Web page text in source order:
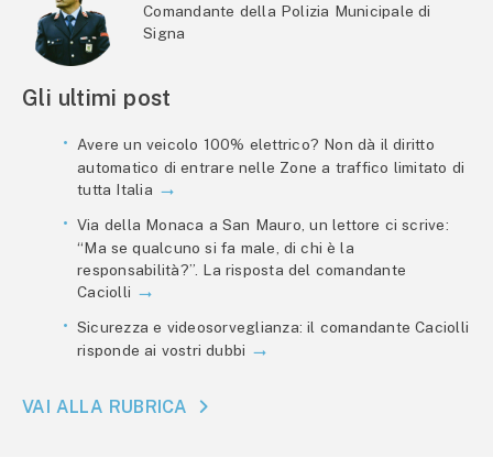
Comandante della Polizia Municipale di
Signa
Gli ultimi post
Avere un veicolo 100% elettrico? Non dà il diritto
automatico di entrare nelle Zone a traffico limitato di
tutta Italia
Via della Monaca a San Mauro, un lettore ci scrive:
“Ma se qualcuno si fa male, di chi è la
responsabilità?”. La risposta del comandante
Caciolli
Sicurezza e videosorveglianza: il comandante Caciolli
risponde ai vostri dubbi
VAI ALLA RUBRICA